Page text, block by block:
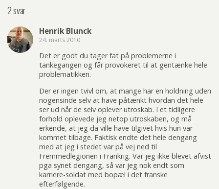
2 svar
Henrik Blunck
24. marts 2010
Det er godt du tager fat på problemerne i
tankegangen og får provokeret til at gentænke hele
problematikken.
Der er ingen tvivl om, at mange har en holdning uden
nogensinde selv at have påtænkt hvordan det hele
ser ud når de selv oplever utroskab. I et tidligere
forhold oplevede jeg netop utroskaben, og må
erkende, at jeg da ville have tilgivet hvis hun var
kommet tilbage. Faktisk endte det hele dengang
med at jeg i stedet var på vej ned til
Fremmedlegionen i Frankrig. Var jeg ikke blevet afvist
pga synet dengang, så var jeg nok endt som
karriere-soldat med bopæl i det franske
efterfølgende.